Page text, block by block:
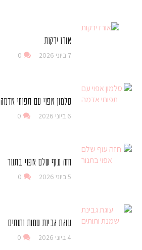
אורז ירקות
7 ביוני 2026 0
סלמון אפוי עם תפוחי אדמה
6 ביוני 2026 0
חזה עוף שלם אפוי בתנור
5 ביוני 2026 0
עוגת גבינת שמנת ותותים
4 ביוני 2026 0